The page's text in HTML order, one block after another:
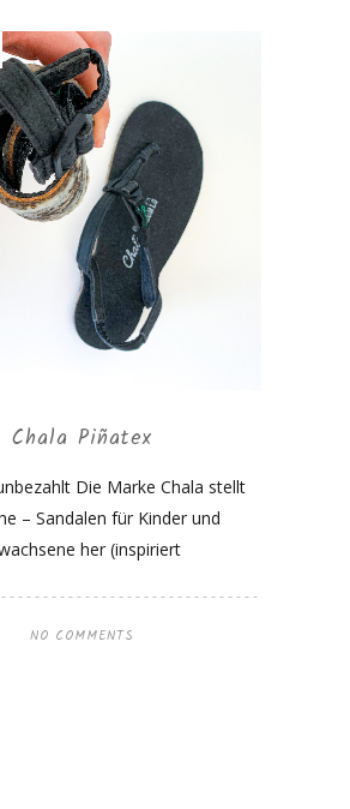
Chala Piñatex
Die Marke Chala stellt
– Sandalen für Kinder und
her (inspiriert
NO COMMENTS